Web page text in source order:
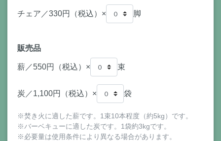
チェア／330円（税込）× 脚
販売品
薪／550円（税込）× 束
炭／1,100円（税込）× 袋
※焚き火に適した薪です。1束10本程度（約5kg）です。
※バーベキューに適した炭です。1袋約3kgです。
※必要量は使用条件により異なる場合があります。